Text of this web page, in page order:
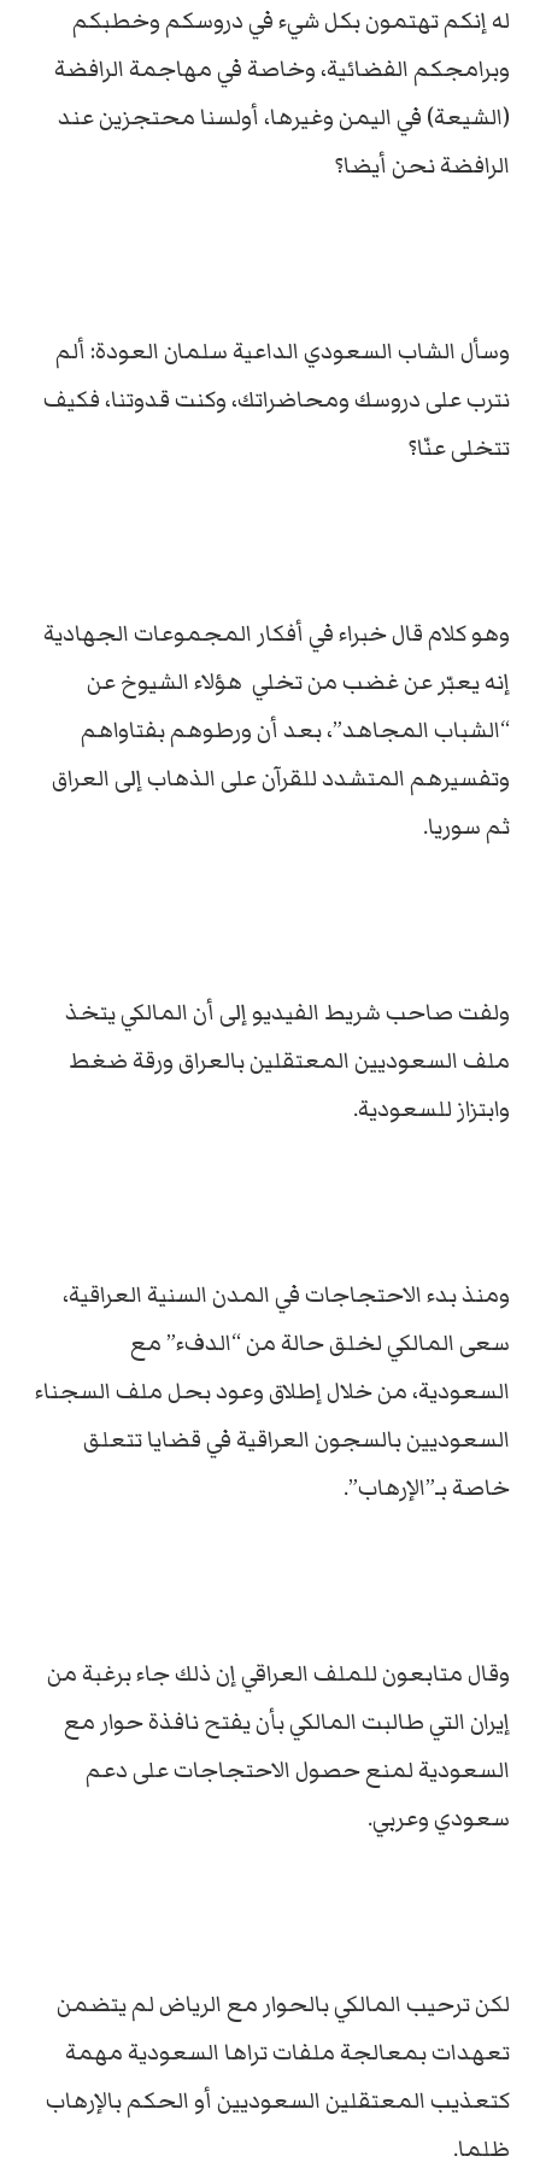
له إنكم تهتمون بكل شيء في دروسكم وخطبكم
وبرامجكم الفضائية، وخاصة في مهاجمة الرافضة
(الشيعة) في اليمن وغيرها، أولسنا محتجزين عند
الرافضة نحن أيضا؟
وسأل الشاب السعودي الداعية سلمان العودة: ألم
نترب على دروسك ومحاضراتك، وكنت قدوتنا، فكيف
تتخلى عنّا؟
وهو كلام قال خبراء في أفكار المجموعات الجهادية
إنه يعبّر عن غضب من تخلي هؤلاء الشيوخ عن
“الشباب المجاهد”، بعد أن ورطوهم بفتاواهم
وتفسيرهم المتشدد للقرآن على الذهاب إلى العراق
ثم سوريا.
ولفت صاحب شريط الفيديو إلى أن المالكي يتخذ
ملف السعوديين المعتقلين بالعراق ورقة ضغط
وابتزاز للسعودية.
ومنذ بدء الاحتجاجات في المدن السنية العراقية،
سعى المالكي لخلق حالة من “الدفء” مع
السعودية، من خلال إطلاق وعود بحل ملف السجناء
السعوديين بالسجون العراقية في قضايا تتعلق
خاصة بـ”الإرهاب”.
وقال متابعون للملف العراقي إن ذلك جاء برغبة من
إيران التي طالبت المالكي بأن يفتح نافذة حوار مع
السعودية لمنع حصول الاحتجاجات على دعم
سعودي وعربي.
لكن ترحيب المالكي بالحوار مع الرياض لم يتضمن
تعهدات بمعالجة ملفات تراها السعودية مهمة
كتعذيب المعتقلين السعوديين أو الحكم بالإرهاب
ظلما.